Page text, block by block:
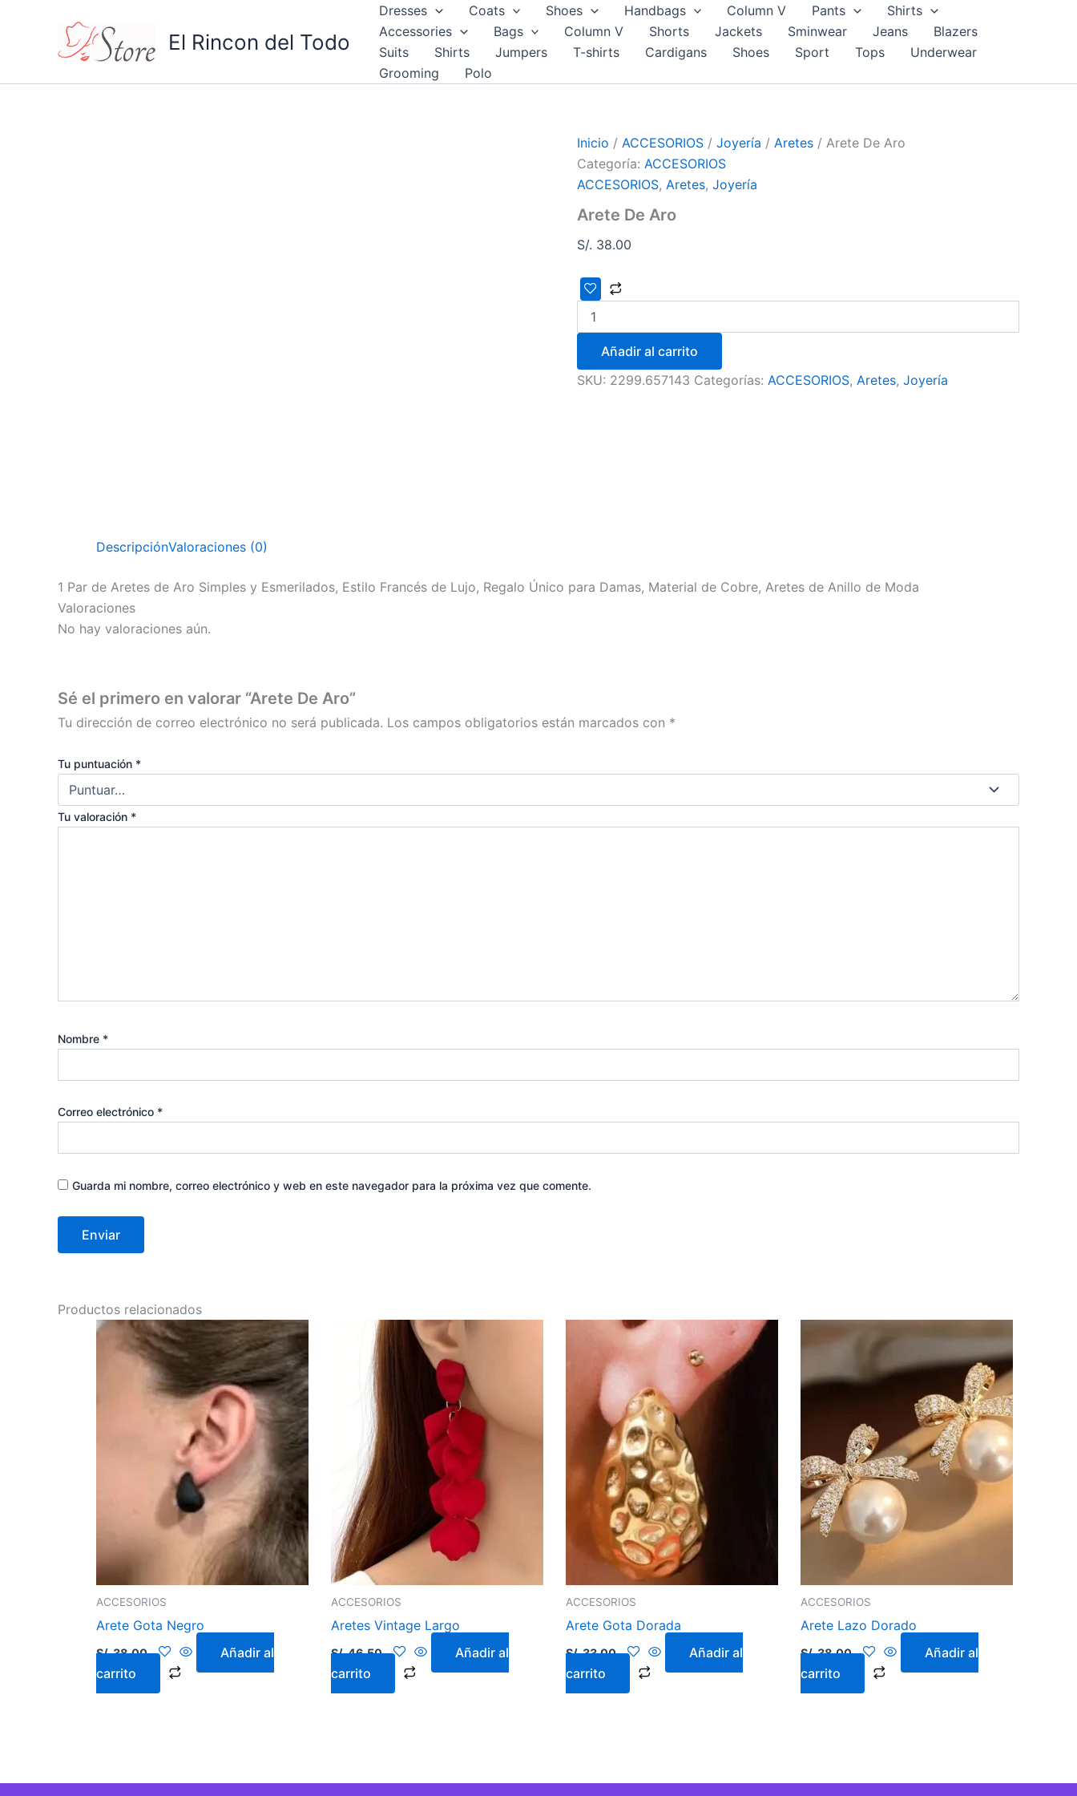
contenido
El Rincon del Todo
Dresses Coats Shoes Handbags Column V Pants
Shirts
Accessories
Bags Column V Shorts Jackets Sminwear Jeans
Blazers
Suits
Shirts Jumpers T-shirts Cardigans Shoes Sport Tops
Underwear
Grooming
Polo
Inicio / ACCESORIOS / Joyería / Aretes / Arete De Aro
Categoría: ACCESORIOS
ACCESORIOS, Aretes, Joyería
Arete De Aro
S/. 38.00
Arete
Aro
cantidad
Añadir al carrito
SKU: 2299.657143 Categorías: ACCESORIOS, Aretes, Joyería
DescripciónValoraciones (0)
1 Par de Aretes de Aro Simples y Esmerilados, Estilo Francés de Lujo, Regalo Único para Damas, Material de Cobre, Aretes de Anillo de Moda
Valoraciones
No hay valoraciones aún.
Sé el primero en valorar “Arete De Aro”
Tu dirección de correo electrónico no será publicada. Los campos obligatorios están marcados con *
Tu puntuación *
Tu valoración *
Nombre *
Correo electrónico *
Guarda mi nombre, correo electrónico y web en este navegador para la próxima vez que comente.
Productos relacionados
ACCESORIOS
Arete Gota Negro
S/.38.00
Añadir al
carrito
ACCESORIOS
Aretes Vintage Largo
S/.46.50
Añadir al
carrito
ACCESORIOS
Arete Gota Dorada
S/.33.00
Añadir al
carrito
ACCESORIOS
Arete Lazo Dorado
S/.38.00
Añadir al
carrito